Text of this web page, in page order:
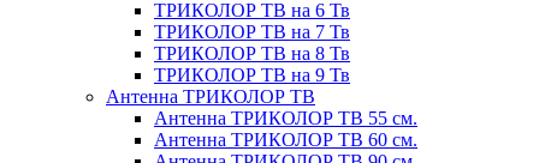
ТРИКОЛОР ТВ на 6 Тв
ТРИКОЛОР ТВ на 7 Тв
ТРИКОЛОР ТВ на 8 Тв
ТРИКОЛОР ТВ на 9 Тв
Антенна ТРИКОЛОР ТВ
Антенна ТРИКОЛОР ТВ 55 см.
Антенна ТРИКОЛОР ТВ 60 см.